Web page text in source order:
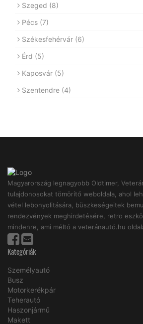
Szeged (8)
Pécs (7)
Székesfehérvár (6)
Érd (5)
Kaposvár (5)
Szentendre (4)
Magyarország legnagyobb Oldtimer,
tulajdonosokat tömörítő weboldala, ahol
vétel lebonyolitására, büszkeségeitek
rendezvények meghirdetésére, retro
mindenre, ami méltó a veteránautó.hu
Kategóriák
Személyautó
Busz
Motorkerékpár
Teherautó
Haszonjármű
Makett